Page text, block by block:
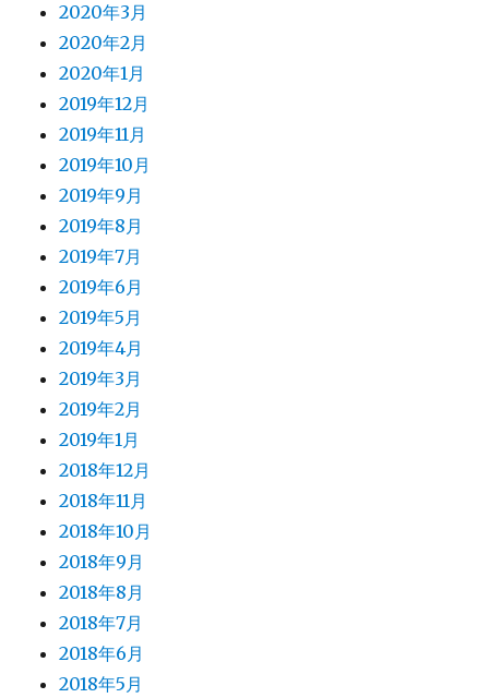
2020年3月
2020年2月
2020年1月
2019年12月
2019年11月
2019年10月
2019年9月
2019年8月
2019年7月
2019年6月
2019年5月
2019年4月
2019年3月
2019年2月
2019年1月
2018年12月
2018年11月
2018年10月
2018年9月
2018年8月
2018年7月
2018年6月
2018年5月